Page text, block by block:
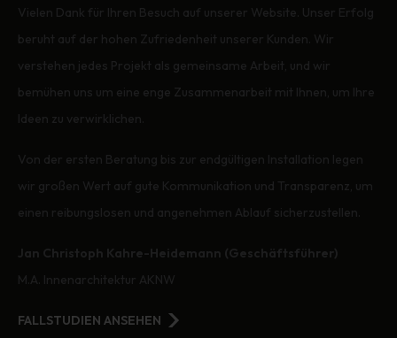
Vielen Dank für Ihren Besuch auf unserer Website. Unser Erfolg
beruht auf der hohen Zufriedenheit unserer Kunden. Wir
verstehen jedes Projekt als gemeinsame Arbeit, und wir
bemühen uns um eine enge Zusammenarbeit mit Ihnen, um Ihre
Ideen zu verwirklichen.
Von der ersten Beratung bis zur endgültigen Installation legen
wir großen Wert auf gute Kommunikation und Transparenz, um
einen reibungslosen und angenehmen Ablauf sicherzustellen.
Jan Christoph Kahre-Heidemann (Geschäftsführer)
M.A. Innenarchitektur AKNW
FALLSTUDIEN ANSEHEN